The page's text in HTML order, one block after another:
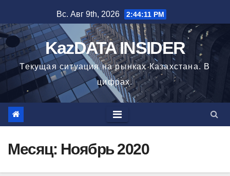
к
содержимому
Вс. Авг 9th, 2026 2:44:12 PM
KazDATA INSIDER
Текущая ситуация на рынках Казахстана. В
цифрах.
Месяц: Ноябрь 2020